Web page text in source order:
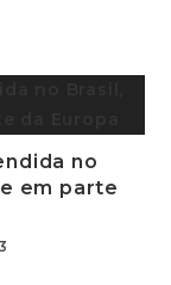
no
em parte